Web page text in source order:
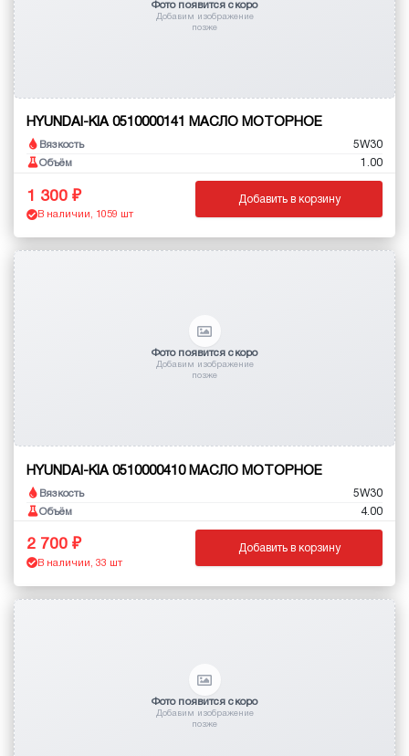
Фото появится скоро
Добавим изображение
позже
HYUNDAI-KIA 0510000141 МАСЛО МОТОРНОЕ
Вязкость 5W30
Объём 1.00
1 300
В наличии, 1059 шт
Добавить в корзину
Фото появится скоро
Добавим изображение
позже
HYUNDAI-KIA 0510000410 МАСЛО МОТОРНОЕ
Вязкость 5W30
Объём 4.00
2 700
В наличии, 33 шт
Добавить в корзину
Фото появится скоро
Добавим изображение
позже